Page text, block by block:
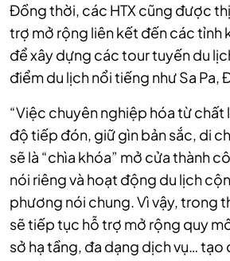
Đồng thời, các HTX cũng được
trợ mở rộng liên kết đến các tỉnh
để xây dựng các tour tuyến du
điểm du lịch nổi tiếng như Sa Pa,
“Việc chuyên nghiệp hóa từ chất
độ tiếp đón, giữ gìn bản sắc, di
sẽ là “chìa khóa” mở cửa thành
nói riêng và hoạt động du lịch
phương nói chung. Vì vậy, trong
sẽ tiếp tục hỗ trợ mở rộng quy
sở hạ tầng, đa dạng dịch vụ…